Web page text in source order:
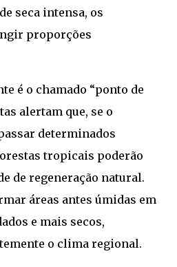
seca intensa, os
proporções
é o chamado “ponto de
alertam que, se o
determinados
tropicais poderão
de regeneração natural.
áreas antes úmidas em
e mais secos,
o clima regional.